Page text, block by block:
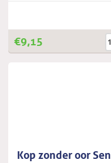
€9,15
Kop zonder oor